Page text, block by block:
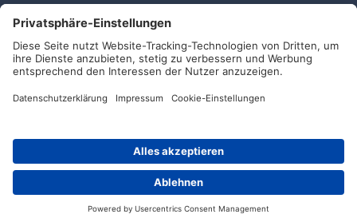
AGB
Richtlinien und Bekenntnisse
Soziale Medien
© HellermannTyton 2026 (v4.312.3) |
|
Händlersuche Kontakt